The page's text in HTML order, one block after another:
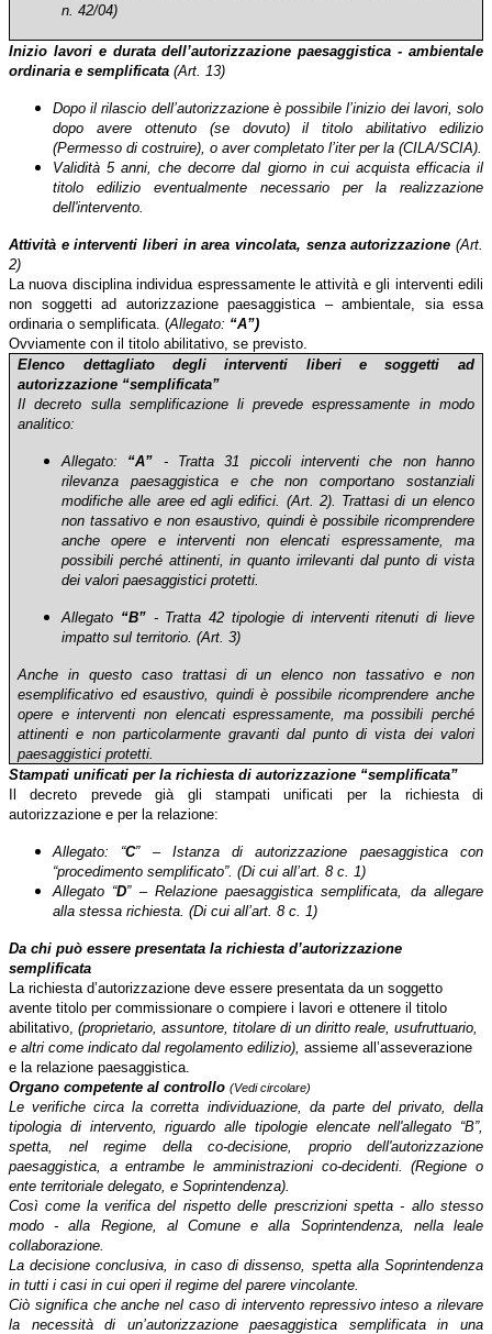
n. 42/04)
Inizio lavori e durata dell’autorizzazione paesaggistica - ambientale
ordinaria e semplificata (Art. 13)
Dopo il rilascio dell’autorizzazione è possibile l’inizio dei lavori, solo
dopo avere ottenuto (se dovuto) il titolo abilitativo edilizio
(Permesso di costruire), o aver completato l’iter per la (CILA/SCIA).
Validità 5 anni, che decorre dal giorno in cui acquista efficacia il
titolo edilizio eventualmente necessario per la realizzazione
dell'intervento.
Attività e interventi liberi in area vincolata, senza autorizzazione (Art.
2)
La nuova disciplina individua espressamente le attività e gli interventi edili
non soggetti ad autorizzazione paesaggistica – ambientale, sia essa
ordinaria o semplificata. (Allegato: “A”)
Ovviamente con il titolo abilitativo, se previsto.
Elenco dettagliato degli interventi liberi e soggetti ad
autorizzazione “semplificata”
Il decreto sulla semplificazione li prevede espressamente in modo
analitico:
Allegato: “A” - Tratta 31 piccoli interventi che non hanno
rilevanza paesaggistica e che non comportano sostanziali
modifiche alle aree ed agli edifici. (Art. 2). Trattasi di un elenco
non tassativo e non esaustivo, quindi è possibile ricomprendere
anche opere e interventi non elencati espressamente, ma
possibili perché attinenti, in quanto irrilevanti dal punto di vista
dei valori paesaggistici protetti.
Allegato “B”- Tratta 42 tipologie di interventi ritenuti di lieve
impatto sul territorio.(Art. 3)
Anche in questo caso trattasi di un elenco non tassativo e non
esemplificativo ed esaustivo, quindi è possibile ricomprendere anche
opere e interventi non elencati espressamente, ma possibili perché
attinenti e non particolarmente gravanti dal punto di vista dei valori
paesaggistici protetti.
Stampati unificati per la richiesta di autorizzazione “semplificata”
Il decreto prevede già gli stampati unificati per la richiesta di
autorizzazione e per la relazione:
Allegato: “C” – Istanza di autorizzazione paesaggistica con
“procedimento semplificato”. (Di cui all’art. 8 c. 1)
Allegato “D” – Relazione paesaggistica semplificata, da allegare
alla stessa richiesta. (Di cui all’art. 8 c. 1)
Da chi può essere presentata la richiesta d’autorizzazione
semplificata
La richiesta d’autorizzazione deve essere presentata da un soggetto
avente titolo per commissionare o compiere i lavori e ottenere il titolo
abilitativo, (proprietario, as­suntore, titolare di un diritto reale, usufruttuario,
e altri come indicato dal regolamento edilizio), assieme all’asseverazione
e la relazione paesaggistica.
Organo competente al controllo (Vedi circolare)
Le verifiche circa la corretta individuazione, da parte del privato, della
tipologia di intervento, riguardo alle tipologie elencate nell'allegato “B”,
spetta, nel regime della co-decisione, proprio dell'autorizzazione
paesaggistica, a entrambe le amministrazioni co-decidenti. (Regione o
ente territoriale delegato, e Soprintendenza).
Così come la verifica del rispetto delle prescrizioni spetta - allo stesso
modo - alla Regione, al Comune e alla Soprintendenza, nella leale
collaborazione.
La decisione conclusiva, in caso di dissenso, spetta alla Soprintendenza
in tutti i casi in cui operi il regime del parere vincolante.
Ciò significa che anche nel caso di intervento repressivo inteso a rilevare
la necessità di un’autorizzazione paesaggistica semplificata in una